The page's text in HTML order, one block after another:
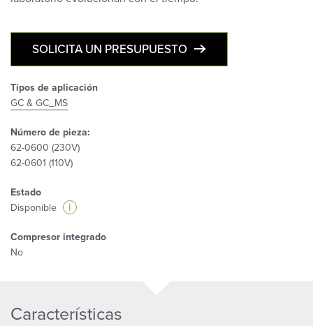
Tipos de aplicación
GC & GC_MS
Número de pieza:
62-0600 (230V)
62-0601 (110V)
Estado
Disponible
i
Compresor integrado
No
SOLICITA UN PRESUPUESTO
Características